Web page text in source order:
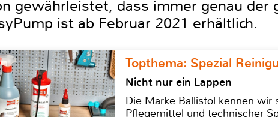
gewährleistet, dass immer genau
ist ab Februar 2021 erhältlich.
Topthema: Spezial
Nicht nur ein Lappen
Die Marke Ballistol kennen wir
Pflegemittel und technischer